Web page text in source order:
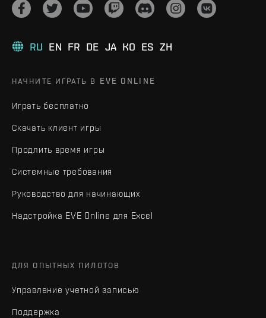
RU EN FR DE JA KO ES ZH
НАЧНИТЕ ИГРАТЬ В EVE ONLINE
Играть бесплатно
Скачать клиент игры
Продлить время игры
Системные требования
Руководство для начинающих
Надстройка EVE Online для Excel
ДЛЯ ОПЫТНЫХ ПИЛОТОВ
Управление учетной записью
Поддержка